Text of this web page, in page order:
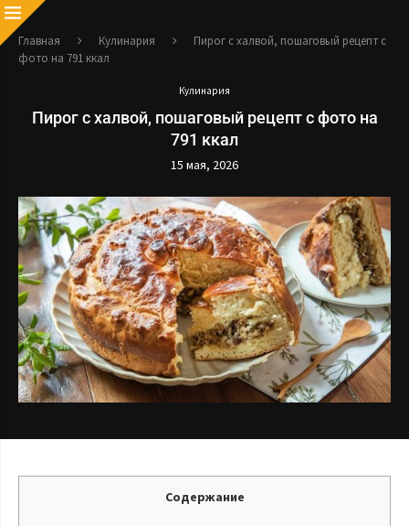
Главная Кулинария
Пирог с халвой, пошаговый рецепт с
фото на 791 ккал
Кулинария
Пирог с халвой, пошаговый рецепт с фото на
791 ккал
15 мая, 2026
Содержание